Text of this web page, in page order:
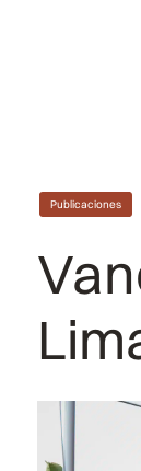
Publicaciones